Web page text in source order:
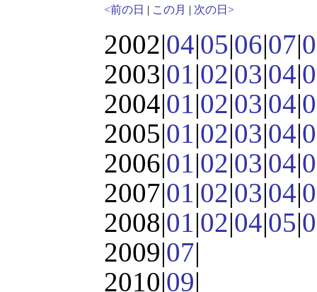
<前の日 | この月 | 次の日>
2002|04|05|06|07|
2003|01|02|03|04|
2004|01|02|03|04|
2005|01|02|03|04|
2006|01|02|03|04|
2007|01|02|03|04|
2008|01|02|04|05|
2009|07|
2010|09|